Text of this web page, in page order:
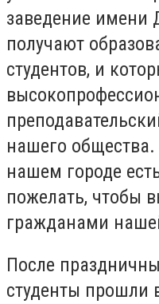
заведение имени
получают
студентов, и
нашего
нашем городе
пожелать, чтобы
гражданами
После
студенты прошли